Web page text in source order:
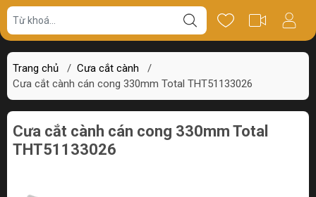
Trang chủ / Cưa cắt cành
/
Cưa cắt cành cán cong 330mm Total THT51133026
Giá bán Review
Cưa cắt cành cán cong 330mm Total
THT51133026